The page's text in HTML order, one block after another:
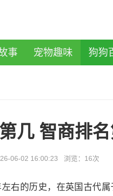
事 宠物趣味 狗狗
几 智商排
06-02 16:00:23 浏览： 16次
右的历史，在英国古代